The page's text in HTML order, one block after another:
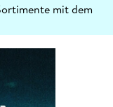
mit dem